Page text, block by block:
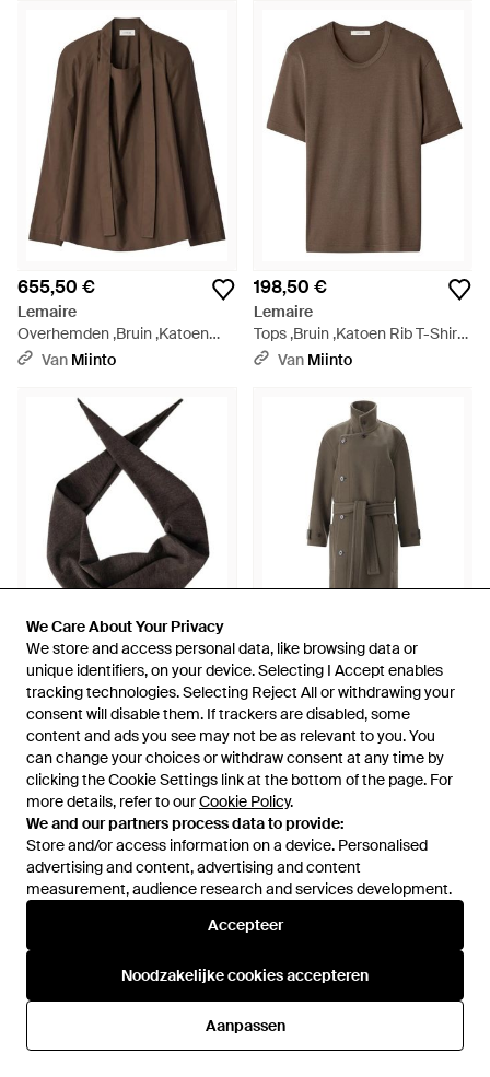
We Care About Your Privacy
We store and access personal data, like browsing data or
unique identifiers, on your device. Selecting I Accept enables
tracking technologies. Selecting Reject All or withdrawing your
consent will disable them. If trackers are disabled, some
content and ads you see may not be as relevant to you. You
can change your choices or withdraw consent at any time by
clicking the Cookie Settings link at the bottom of the page. For
more details, refer to ourCookie Policy.
We and our partners process data to provide:
Store and/or access information on a device. Personalised
advertising and content, advertising and content
measurement, audience research and services development.
Accepteer
Noodzakelijke cookies accepteren
Aanpassen
We Care About Your Privacy
We store and access personal data, like browsing data or
unique identifiers, on your device. Selecting I Accept enables
tracking technologies. Selecting Reject All or withdrawing your
consent will disable them. If trackers are disabled, some
content and ads you see may not be as relevant to you. You
can change your choices or withdraw consent at any time by
clicking the Cookie Settings link at the bottom of the page. For
more details, refer to ourCookie Policy.
We and our partners process data to provide:
Store and/or access information on a device. Personalised
advertising and content, advertising and content
measurement, audience research and services development.
Accepteer
Noodzakelijke cookies accepteren
Aanpassen
655,50 €
Lemaire
Overhemden ,Bruin ,Katoen
Ascot Blouse - Bruin
Van Miinto
198,50 €
Lemaire
Tops ,Bruin ,Katoen Rib T-Shirt -
BruinVan Miinto
218,50 €
Lemaire
Accessoires ,Bruin ,Wol
Driemaalige Merinowol Sjaal -
Zwart
Van Miinto
1.271,50 €
Lemaire
Jassen ,Groen ,Wol Omslagjas
Met Ceintuur - Bruin
Van Miinto